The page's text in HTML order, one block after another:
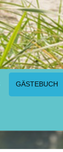
GÄSTEBUCH